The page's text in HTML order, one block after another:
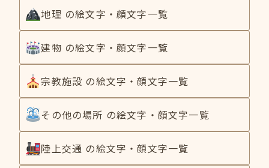
地理 の絵文字・顔文字一覧
建物 の絵文字・顔文字一覧
宗教施設 の絵文字・顔文字一覧
その他の場所 の絵文字・顔文字一覧
陸上交通 の絵文字・顔文字一覧